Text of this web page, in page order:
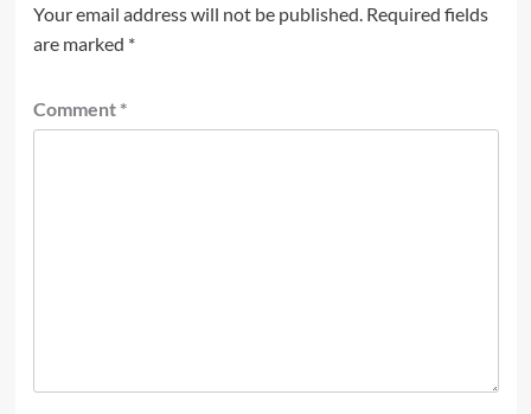
Your email address will not be published. Required fields
are marked *
Comment *